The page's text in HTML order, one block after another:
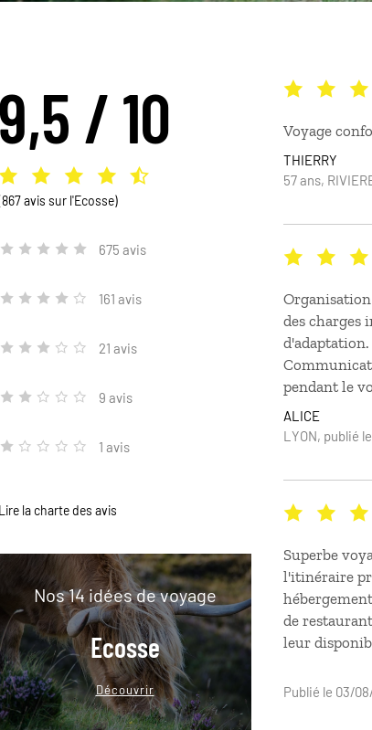
9,5 / 10
avis sur l'Ecosse)
675 avis
161 avis
21 avis
9 avis
1 avis
Lire la charte des avis
Nos 14 idées de voyage
Ecosse
Découvrir
Voyage
THIERRY
57 ans,
des charges
pendant le
ALICE
LYON, publié
Superbe
l'itinéraire
de
leur
Publié le 03/